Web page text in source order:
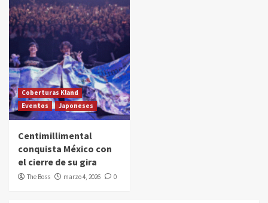
Coberturas Kland
Eventos
Japoneses
Centimillimental
conquista México con
el cierre de su gira
The Boss marzo 4, 2026 0